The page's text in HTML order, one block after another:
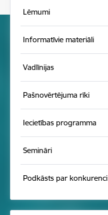
Lēmumi
Informatīvie materiāli
Vadlīnijas
Pašnovērtējuma rīki
Iecietības programma
Semināri
Podkāsts par konkurenci